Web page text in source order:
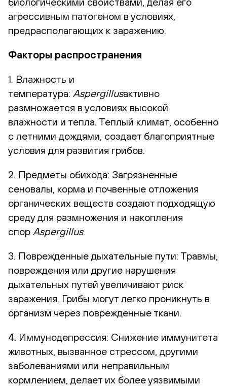
агрессивным патогеном в условиях,
предрасполагающих к заражению.
Факторы распространения
1. Влажность и
температура: Aspergillusактивно
размножается в условиях высокой
влажности и тепла. Теплый климат, особенно
с летними дождями, создает благоприятные
условия для развития грибов.
2. Предметы обихода: Загрязненные
сеновалы, корма и почвенные отложения
органических веществ создают подходящую
среду для размножения и накопления
спор Aspergillus.
3. Поврежденные дыхательные пути: Травмы,
повреждения или другие нарушения
дыхательных путей увеличивают риск
заражения. Грибы могут легко проникнуть в
организм через поврежденные ткани.
4. Иммунодепрессия: Снижение иммунитета
животных, вызванное стрессом, другими
заболеваниями или неправильным
кормлением, делает их более уязвимыми